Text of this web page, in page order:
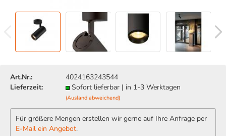
Art.Nr.:
4024163243544
Lieferzeit:
Sofort lieferbar | in 1-3 Werktagen
(Ausland abweichend)
Für größere Mengen erstellen wir gerne auf Ihre Anfrage per
E-Mail ein Angebot.